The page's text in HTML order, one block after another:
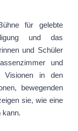
für gelebte
und das
und Schüler
und
Visionen in den
bewegenden
sie, wie eine
kann.